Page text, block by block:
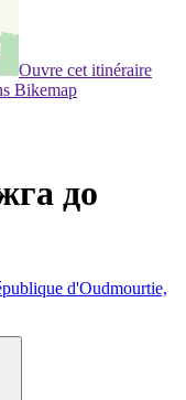
Ouvre cet itinéraire
Bikemap
до
d'Oudmourtie,